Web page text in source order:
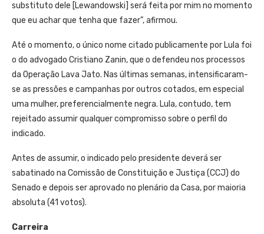
substituto dele [Lewandowski] será feita por mim no momento
que eu achar que tenha que fazer”, afirmou.
Até o momento, o único nome citado publicamente por Lula foi
o do advogado Cristiano Zanin, que o defendeu nos processos
da Operação Lava Jato. Nas últimas semanas, intensificaram-
se as pressões e campanhas por outros cotados, em especial
uma mulher, preferencialmente negra. Lula, contudo, tem
rejeitado assumir qualquer compromisso sobre o perfil do
indicado.
Antes de assumir, o indicado pelo presidente deverá ser
sabatinado na Comissão de Constituição e Justiça (CCJ) do
Senado e depois ser aprovado no plenário da Casa, por maioria
absoluta (41 votos).
Carreira